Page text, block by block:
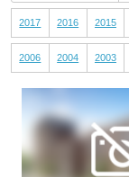
2017 2016 2015
2006 2004 2003